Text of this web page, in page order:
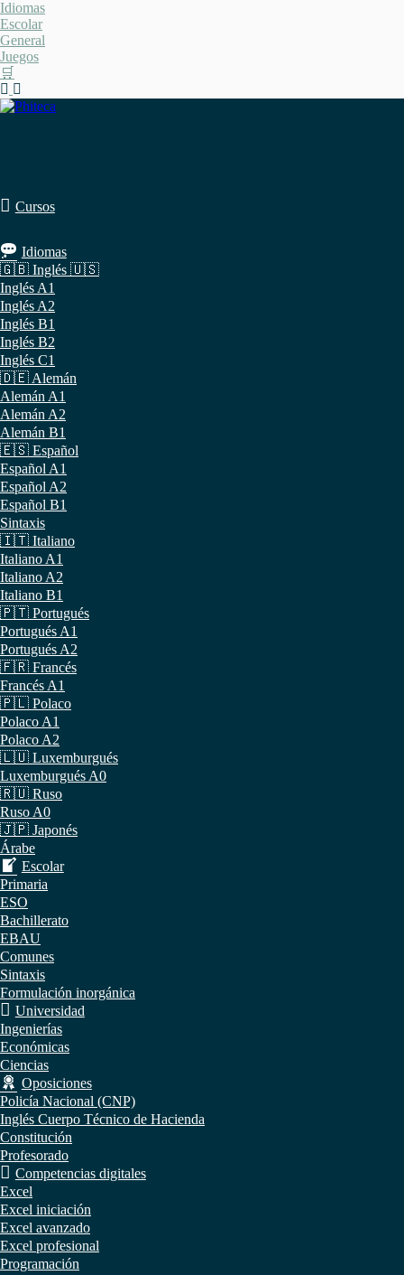
Saltar
al
contenido
Idiomas
Escolar
General
Juegos
🛒
Cursos
Idiomas
🇬🇧 Inglés 🇺🇸
Inglés A1
Inglés A2
Inglés B1
Inglés B2
Inglés C1
🇩🇪 Alemán
Alemán A1
Alemán A2
Alemán B1
🇪🇸 Español
Español A1
Español A2
Español B1
Sintaxis
🇮🇹 Italiano
Italiano A1
Italiano A2
Italiano B1
🇵🇹 Portugués
Portugués A1
Portugués A2
🇫🇷 Francés
Francés A1
🇵🇱 Polaco
Polaco A1
Polaco A2
🇱🇺 Luxemburgués
Luxemburgués A0
🇷🇺 Ruso
Ruso A0
🇯🇵 Japonés
Árabe
Escolar
Primaria
ESO
Bachillerato
EBAU
Comunes
Sintaxis
Formulación inorgánica
Universidad
Ingenierías
Económicas
Ciencias
Oposiciones
Policía Nacional (CNP)
Inglés Cuerpo Técnico de Hacienda
Constitución
Profesorado
Competencias digitales
Excel
Excel iniciación
Excel avanzado
Excel profesional
Programación